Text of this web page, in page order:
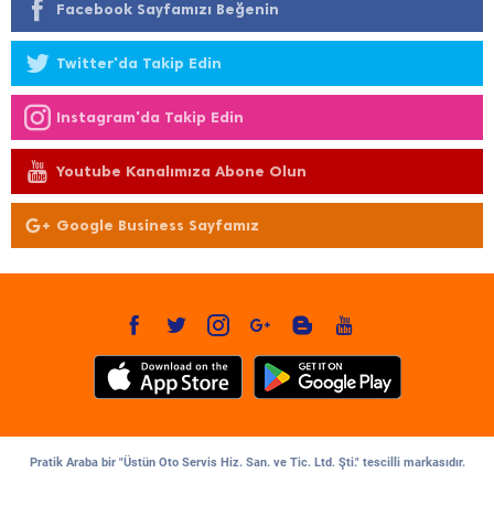
Facebook Sayfamızı Beğenin
Twitter'da Takip Edin
Instagram'da Takip Edin
Youtube Kanalımıza Abone Olun
Google Business Sayfamız
Pratik Araba bir "Üstün Oto Servis Hiz. San. ve Tic. Ltd. Şti." tescilli markasıdır.